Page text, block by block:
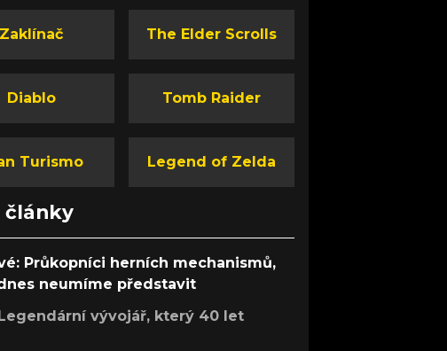
Zaklínač The Elder Scrolls
Diablo Tomb Raider
Turismo Legend of Zelda
články
Průkopníci herních mechanismů,
neumíme představit
vývojář, který 40 let